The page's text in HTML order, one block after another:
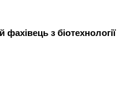
фахівець з біотехнології